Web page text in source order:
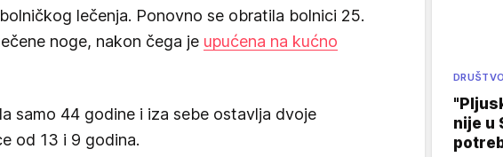
lečenja. Ponovno se obratila bolnici 25.
noge, nakon čega je upućena na kućno
samo 44 godine i iza sebe ostavlja dvoje
od 13 i 9 godina.
DRUŠTVO
nije u